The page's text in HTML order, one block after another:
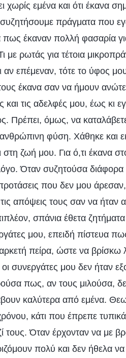
χωρίς εμένα και ότι έκανα
πράγματα που
πως έκαναν πολλή φασαρία
με ρωτάς για τέτοια
επέμεναν, τότε το ύφος
τους έκανα σαν να ήμουν
τις αδελφές μου, έως κι
Πρέπει, όμως, να
φύση. Χάθηκε και
ζωή μου. Για ό,τι έκανα
Όταν συζητούσα διάφορα
που δεν μου
απόψεις τους σαν να ήταν
σπάνια έθετα
μου, επειδή πίστευα
πείρα, ώστε να βρίσκω
συνεργάτες μου δεν ήταν
πως, αν τους μιλούσα,
καλύτερα από εμένα.
κάτι που έπρεπε τυπικά
τους. Όταν έρχονταν να με
πολύ και δεν ήθελα να